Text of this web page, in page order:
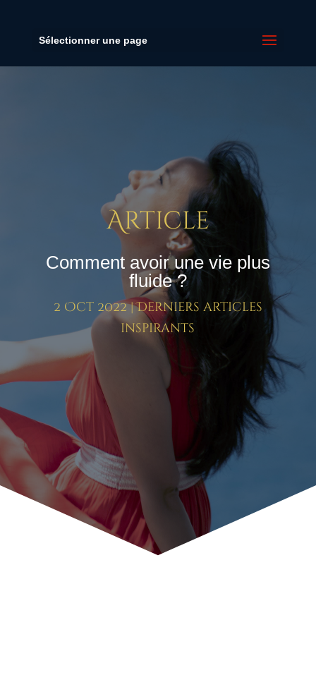
Sélectionner une page
Article
Comment avoir une vie plus
fluide ?
2 Oct 2022|Derniers articles
inspirants